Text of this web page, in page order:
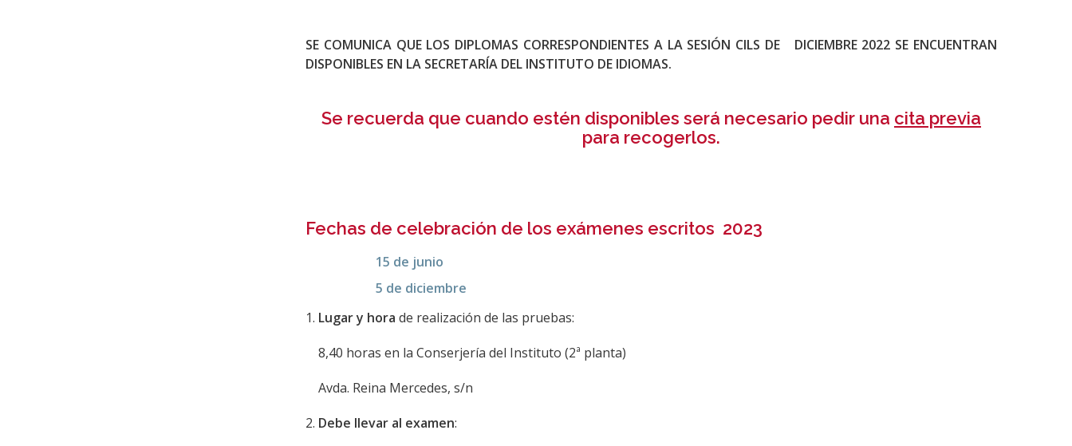
SE COMUNICA QUE LOS DIPLOMAS CORRESPONDIENTES A LA SESIÓN CILS DE DICIEMBRE 2022 SE ENCUENTRAN
DISPONIBLES EN LA SECRETARÍA DEL INSTITUTO DE IDIOMAS.
Se recuerda que cuando estén disponibles será necesario pedir una cita previa
para recogerlos.
Fechas de celebración de los exámenes escritos 2023
15 de junio
5 de diciembre
1. Lugar y hora de realización de las pruebas:
8,40 horas en la Conserjería del Instituto (2ª planta)
Avda. Reina Mercedes, s/n
2. Debe llevar al examen: